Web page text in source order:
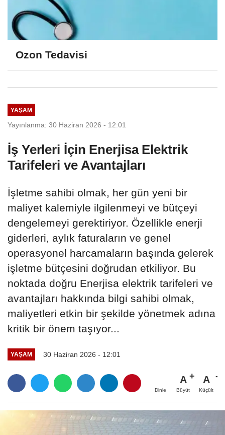
Ozon Tedavisi
YAŞAM
Yayınlanma: 30 Haziran 2026 - 12:01
İş Yerleri İçin Enerjisa Elektrik
Tarifeleri ve Avantajları
İşletme sahibi olmak, her gün yeni bir
maliyet kalemiyle ilgilenmeyi ve bütçeyi
dengelemeyi gerektiriyor. Özellikle enerji
giderleri, aylık faturaların ve genel
operasyonel harcamaların başında gelerek
işletme bütçesini doğrudan etkiliyor. Bu
noktada doğru Enerjisa elektrik tarifeleri ve
avantajları hakkında bilgi sahibi olmak,
maliyetleri etkin bir şekilde yönetmek adına
kritik bir önem taşıyor...
YAŞAM 30 Haziran 2026 - 12:01
Dinle
A
Büyüt
A
Küçült